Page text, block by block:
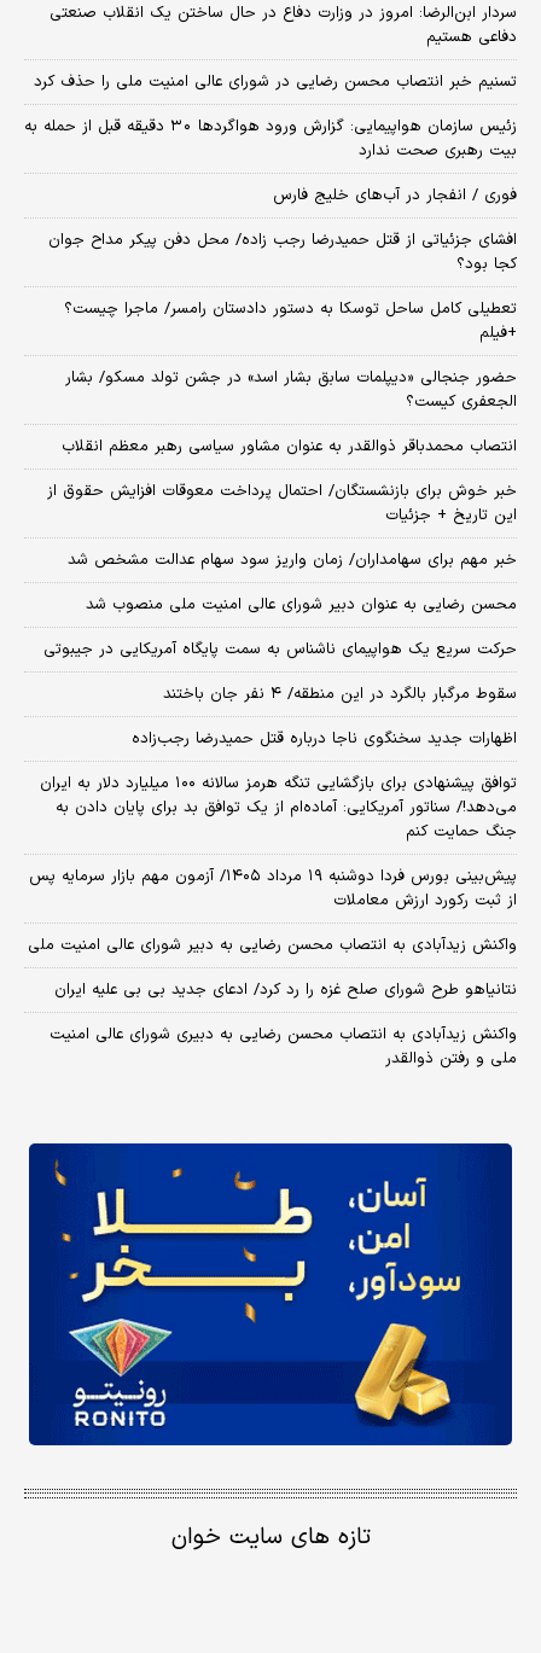
سردار ابن‌الرضا: امروز در وزارت دفاع در حال ساختن یک انقلاب صنعتی
دفاعی هستیم
تسنیم خبر انتصاب محسن رضایی در شورای عالی امنیت ملی را حذف کرد
زئیس سازمان هواپیمایی: گزارش ورود هواگردها ٣٠ دقیقه قبل از حمله به
بیت رهبری صحت ندارد
فوری / انفجار در آب‌های خلیج فارس
افشای جزئیاتی از قتل حمیدرضا رجب زاده/ محل دفن پیکر مداح جوان
کجا بود؟
تعطیلی کامل ساحل توسکا به دستور دادستان رامسر/ ماجرا چیست؟
+فیلم
حضور جنجالی «دیپلمات سابق بشار اسد» در جشن تولد مسکو/ بشار
الجعفری کیست؟
انتصاب محمدباقر ذوالقدر به عنوان مشاور سیاسی رهبر معظم انقلاب
خبر خوش برای بازنشستگان/ احتمال پرداخت معوقات افزایش حقوق از
این تاریخ + جزئیات
خبر مهم برای سهامداران/ زمان واریز سود سهام عدالت مشخص شد
محسن رضایی به عنوان دبیر شورای عالی امنیت ملی منصوب شد
حرکت سریع یک هواپیمای ناشناس به سمت پایگاه آمریکایی در جیبوتی
سقوط مرگبار بالگرد در این منطقه/ ۴ نفر جان باختند
اظهارات جدید سخنگوی ناجا درباره قتل حمیدرضا رجب‌زاده
توافق پیشنهادی برای بازگشایی تنگه هرمز سالانه ۱۰۰ میلیارد دلار به ایران
می‌دهد!/ سناتور آمریکایی: آماده‌ام از یک توافق بد برای پایان دادن به
جنگ حمایت کنم
​پیش‌بینی بورس فردا دوشنبه ۱۹ مرداد ۱۴۰۵/ آزمون مهم بازار سرمایه پس
از ثبت رکورد ارزش معاملات
واکنش زیدآبادی به انتصاب محسن رضایی به دبیر شورای عالی امنیت ملی
نتانیاهو طرح شورای صلح غزه را رد کرد/ ادعای جدید بی بی علیه ایران
واکنش زیدآبادی به انتصاب محسن رضایی به دبیری شورای عالی امنیت
ملی و رفتن ذوالقدر
تازه های سایت خوان